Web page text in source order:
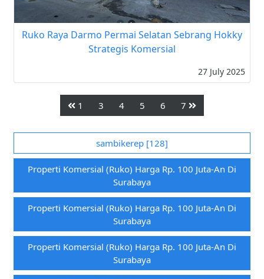
Ruko Raya Darmo Permai Selatan Sebrang Hokky
Strategis Komersial
27 July 2025
1 3 4 5 6 7
sambikerep [128]
Properti Komersial (ruko) Harga Rp. 100 Juta-An Di
Surabaya
Properti Komersial (ruko) Harga Rp. 100 Juta-An Di
Surabaya
Properti Komersial (ruko) Harga Rp. 100 Juta-An Di
Surabaya